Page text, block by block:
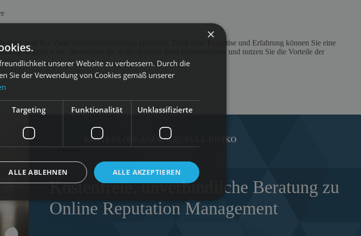
und Ihre Ziele im Online-Marketing erreichen. Dank ihrer Expertise und Erfahrung können Sie eine
möglich wäre. Investieren Sie in die Zukunft Ihres Unternehmens und nutzen Sie die Vorteile der
KOSTENLOSE ANFRAGE, NULL RISIKO
Kostenfreie, unverbindliche Beratung zu
Online Reputation Management
×
unserer Website zu verbessern. Durch die
Sie der Verwendung von Cookies gemäß unserer
Targeting Funktionalität Unklassifizierte
ALLE AKZEPTIEREN
ALLE ABLEHNEN